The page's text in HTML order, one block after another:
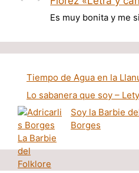
Es muy bonita y me
Tiempo de Agua en la
Lo sabanera que soy –
Soy la Barbie
Borges